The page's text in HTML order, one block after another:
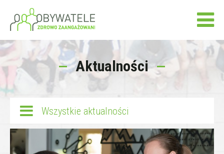
Aktualności
Wszystkie aktualności